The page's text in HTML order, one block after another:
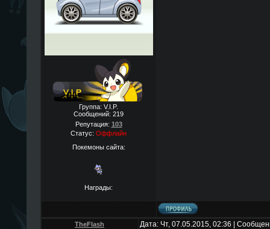
Группа: V.I.P.
Сообщений: 219
Репутация: 103
Статус: Оффлайн
Покемоны сайта:
Награды:
TheFlаsh Дата: Чт, 07.05.2015, 02:36 |